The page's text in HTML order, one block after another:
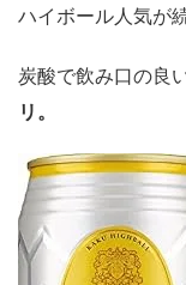
ハイボール人気が
炭酸で飲み口の良
リ。